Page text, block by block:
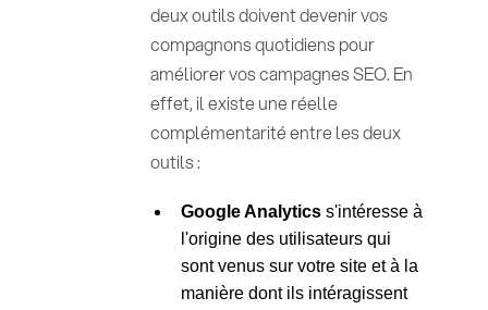
deux outils doivent devenir vos
compagnons quotidiens pour
améliorer vos campagnes SEO. En
effet, il existe une réelle
complémentarité entre les deux
outils :
Google Analytics s'intéresse à
l'origine des utilisateurs qui
sont venus sur votre site et à la
manière dont ils intéragissent